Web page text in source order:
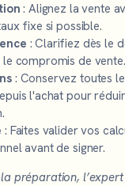
: Alignez la vente
fixe si possible.
: Clarifiez dès le
le compromis de vente.
: Conservez toutes
l'achat pour
: Faites valider vos
avant de signer.
préparation,